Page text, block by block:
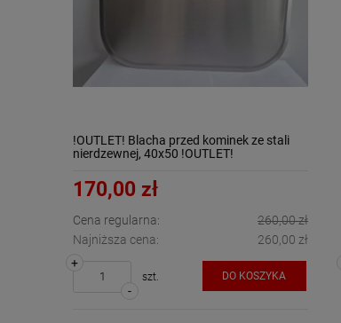
!OUTLET! Blacha przed kominek ze stali
nierdzewnej, 40x50 !OUTLET!
170,00 zł
Cena regularna:
260,00 zł
Najniższa cena:
260,00 zł
-
+
szt. DO KOSZYKA